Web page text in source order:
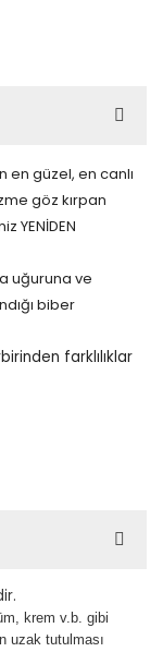
en güzel, en canlı
göz kırpan
YENİDEN
uğuruna ve
biber
farklılıklar
krem v.b. gibi
uzak tutulması